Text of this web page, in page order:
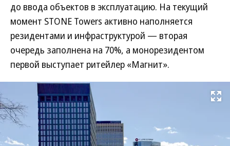
до ввода объектов в эксплуатацию. На текущий
момент STONE Towers активно наполняется
резидентами и инфраструктурой — вторая
очередь заполнена на 70%, а монорезидентом
первой выступает ритейлер «Магнит».
Развернуть